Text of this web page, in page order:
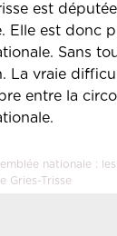
est
Elle est donc
Sans
La vraie
entre la
nationale :
Gries-Trisse